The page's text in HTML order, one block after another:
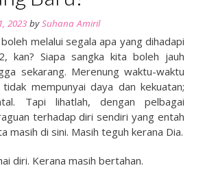
2023 bySuhana Amiril
melalui segala apa yang dihadapi
kan? Siapa sangka kita boleh jauh
sekarang. Merenung waktu-waktu
mempunyai daya dan kekuatan;
Tapi lihatlah, dengan pelbagai
terhadap diri sendiri yang entah
masih di sini. Masih teguh kerana Dia.
diri. Kerana masih bertahan.